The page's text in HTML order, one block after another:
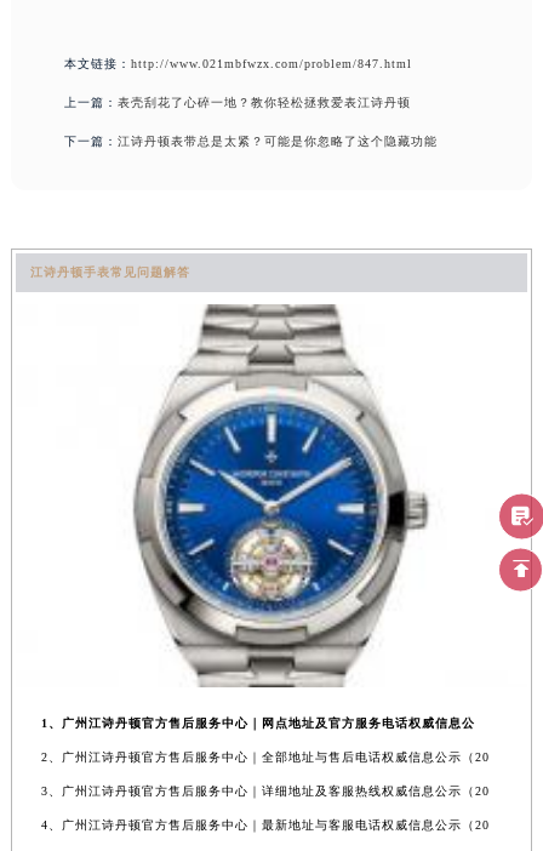
本文链接： http://www.021mbfwzx.com/problem/847.html
上一篇： 表壳刮花了心碎一地？教你轻松拯救爱表江诗丹顿
下一篇： 江诗丹顿表带总是太紧？可能是你忽略了这个隐藏功能
江诗丹顿手表常见问题解答
1、广州江诗丹顿官方售后服务中心｜网点地址及官方服务电话权威信息公
2、广州江诗丹顿官方售后服务中心｜全部地址与售后电话权威信息公示（20
3、广州江诗丹顿官方售后服务中心｜详细地址及客服热线权威信息公示（20
4、广州江诗丹顿官方售后服务中心｜最新地址与客服电话权威信息公示（20